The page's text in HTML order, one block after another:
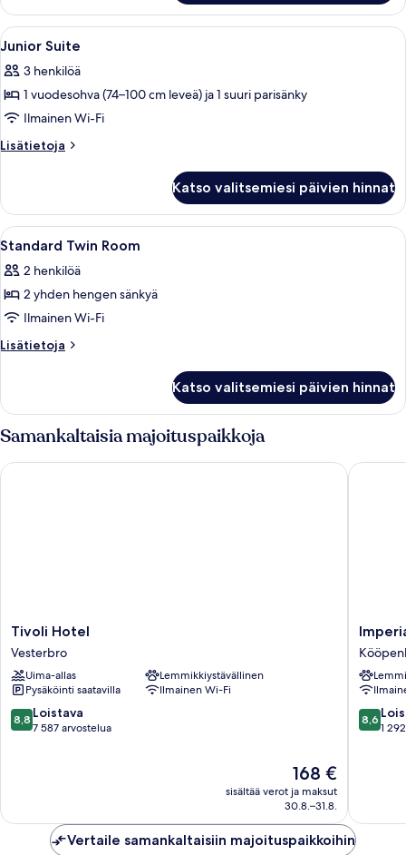
Room
Avaa
kaikki
huonetyypin
Junior
Suite
kuvat
Moderni hotellihuone, jossa on
3
Junior Suite
3 henkilöä
1 vuodesohva (74–100 cm leveä) ja 1 suuri parisänky
Ilmainen Wi-Fi
Lisätietoja
Lisätietoja
Katso valitsemiesi päivien hinnat
Avaa
kaikki
huonetyypin
Standard
Twin
Room
Hotellihuone, jossa on kaksi sänkyä,
4
Standard Twin Room
2 henkilöä
2 yhden hengen sänkyä
Ilmainen Wi-Fi
Lisätietoja
Lisätietoja
Room
Katso valitsemiesi päivien hinnat
Samankaltaisia majoituspaikkoja
Tivoli
Hotel
Vesterbro
Tivoli Hotel
Vesterbro
Uima-allas
Lemmikkiystävällinen
Pysäköinti saatavilla
Ilmainen Wi-Fi
8.8
kautta
8,8 Loistava
7 587 arvostelua
Hinta
on
168 €
168 €
sisältää verot ja maksut
30.8.–31.8.
Tivoli Hotel
Imperial
Hotel
keskusta
8.6
kautta
8,6
1
Vertaile samankaltaisiin majoituspaikkoihin